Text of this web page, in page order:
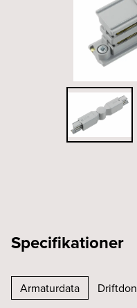
Specifikationer
Armaturdata Driftdon